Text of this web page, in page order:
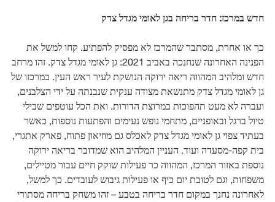
חדש במרכז: חדר בריחה בגן לאומי מגדל צדק
כך או אחרת, מסתבר שהמרכז לא מפסיק להפתיע. קחו למשל את
הפנינה האחרונה שנחנכה באביב 2021: גן לאומי מגדל צדק. זהו מרחב
חדש ומלהיב המהווה ריאה ירוקה הנושקת לעיר ראש העין. במרכזו של
גן לאומי מגדל צדק מתנשאת מצודה ענקית שנבנתה על ידי הצלבנים,
ועברה לא מעט תהפוכות במרוצת הדורות. ואת הכל עוטפים שבילי
טיול ברגל ובאופניים, מתחמי נופש נעימים והפתעות נוספות, כאשר
בעתיד צפוי גן לאומי מגדל צדק לאכלס גם מוזיאון פתוח, פארק אתגרי,
בית קפה-מסעדה ועוד. העניין המלהיב הוא שמדובר בריאה ירוקה
נוספת באזור המרכז, המהווה כר פעילות שוקק חיים עבור מטיילים,
משפחות, וגם לטובת יום כיף או פעילות גיבוש לעובדים. כך למשל,
לאחרונה נחנך במקום חדר בריחה בטבע – זהו משחק בריחה מסתורי